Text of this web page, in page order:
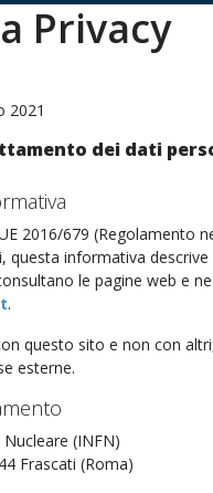
Privacy
2021
dei dati
2016/679 (Regolamento
questa informativa
le pagine web e
.
questo sito e non con
esterne.
(INFN)
Frascati (Roma)